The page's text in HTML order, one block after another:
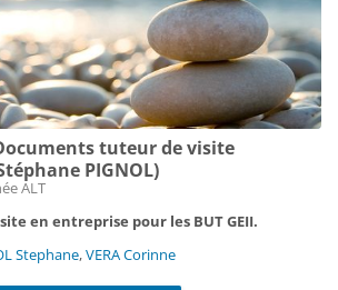
tuteur de visite
PIGNOL)
ALT
en entreprise pour les BUT GEII.
Stephane,VERA Corinne